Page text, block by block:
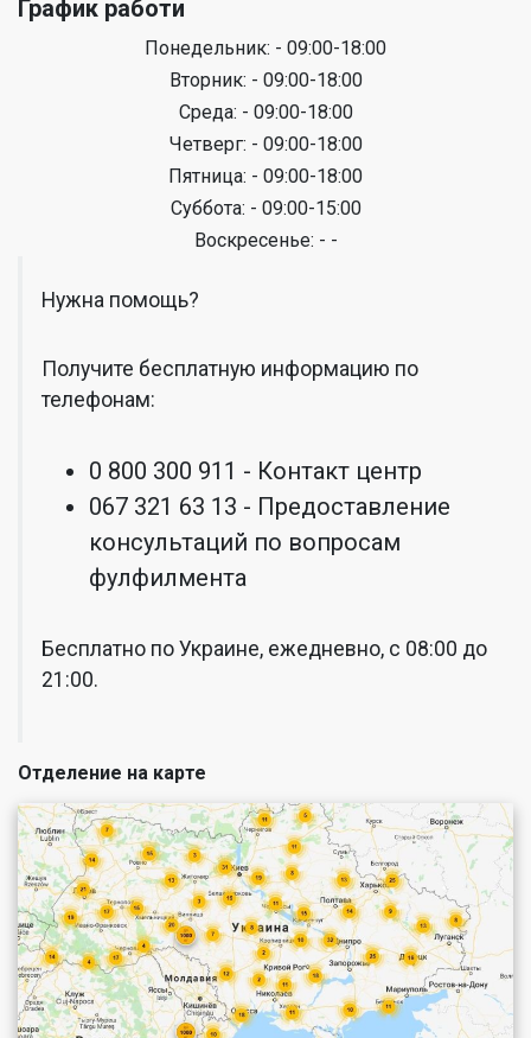
График работи
Понедельник: - 09:00-18:00
Вторник: - 09:00-18:00
Среда: - 09:00-18:00
Четверг: - 09:00-18:00
Пятница: - 09:00-18:00
Суббота: - 09:00-15:00
Воскресенье: - -
Нужна помощь?
Получите бесплатную информацию по
телефонам:
0 800 300 911 - Контакт центр
067 321 63 13 - Предоставление
консультаций по вопросам
фулфилмента
Бесплатно по Украине, ежедневно, с 08:00 до
21:00.
Отделение на карте